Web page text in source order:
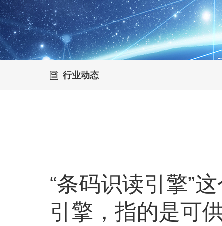
行业动态
“条码识读引擎”
引擎，指的是可